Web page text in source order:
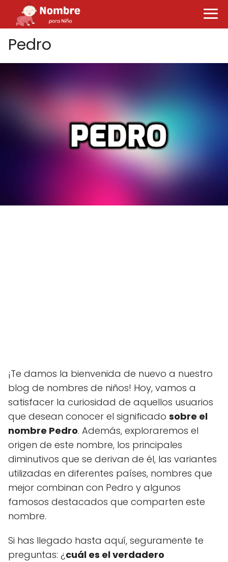
Pedro
¡Te damos la bienvenida de nuevo a nuestro
blog de nombres de niños! Hoy, vamos a
satisfacer la curiosidad de aquellos usuarios
que desean conocer el significado sobre el
nombre Pedro. Además, exploraremos el
origen de este nombre, los principales
diminutivos que se derivan de él, las variantes
utilizadas en diferentes países, nombres que
mejor combinan con Pedro y algunos
famosos destacados que comparten este
nombre.
Si has llegado hasta aquí, seguramente te
preguntas: ¿cuál es el verdadero